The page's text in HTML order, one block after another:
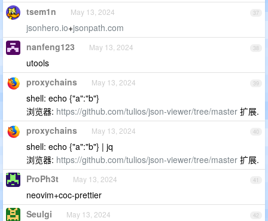
37
tsem1n May 13, 2024
jsonhero.io+jsonpath.com
38
nanfeng123 May 13, 2024
utools
39
proxychains May 13, 2024
shell: echo {"a":"b"}
浏览器: https://github.com/tulios/json-viewer/tree/master 扩展.
40
proxychains May 13, 2024
shell: echo {"a":"b"} | jq
浏览器: https://github.com/tulios/json-viewer/tree/master 扩展.
41
ProPh3t May 13, 2024
neovim+coc-prettier
42
Seulgi May 13, 2024